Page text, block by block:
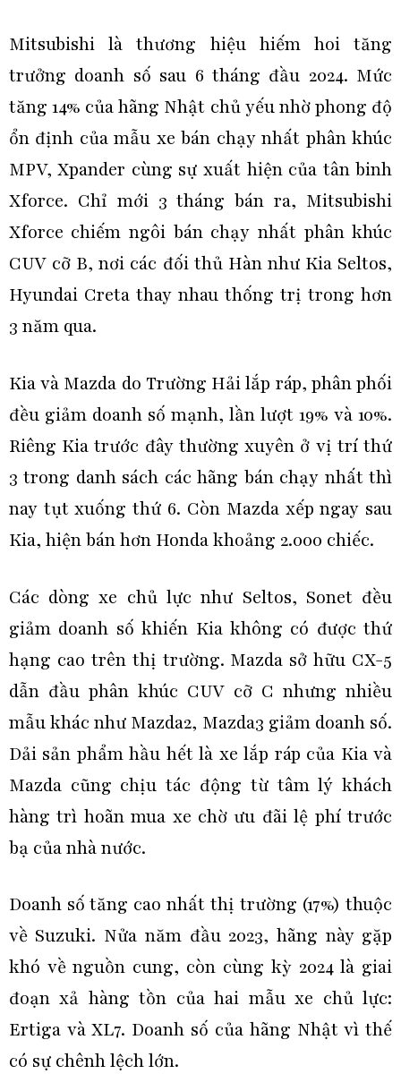
Mitsubishi là thương hiệu hiếm hoi tăng
trưởng doanh số sau 6 tháng đầu 2024. Mức
tăng 14% của hãng Nhật chủ yếu nhờ phong độ
ổn định của mẫu xe bán chạy nhất phân khúc
MPV, Xpander cùng sự xuất hiện của tân binh
Xforce. Chỉ mới 3 tháng bán ra, Mitsubishi
Xforce chiếm ngôi bán chạy nhất phân khúc
CUV cỡ B, nơi các đối thủ Hàn như Kia Seltos,
Hyundai Creta thay nhau thống trị trong hơn
3 năm qua.
Kia và Mazda do Trường Hải lắp ráp, phân phối
đều giảm doanh số mạnh, lần lượt 19% và 10%.
Riêng Kia trước đây thường xuyên ở vị trí thứ
3 trong danh sách các hãng bán chạy nhất thì
nay tụt xuống thứ 6. Còn Mazda xếp ngay sau
Kia, hiện bán hơn Honda khoảng 2.000 chiếc.
Các dòng xe chủ lực như Seltos, Sonet đều
giảm doanh số khiến Kia không có được thứ
hạng cao trên thị trường. Mazda sở hữu CX-5
dẫn đầu phân khúc CUV cỡ C nhưng nhiều
mẫu khác như Mazda2, Mazda3 giảm doanh số.
Dải sản phẩm hầu hết là xe lắp ráp của Kia và
Mazda cũng chịu tác động từ tâm lý khách
hàng trì hoãn mua xe chờ ưu đãi lệ phí trước
bạ của nhà nước.
Doanh số tăng cao nhất thị trường (17%) thuộc
về Suzuki. Nửa năm đầu 2023, hãng này gặp
khó về nguồn cung, còn cùng kỳ 2024 là giai
đoạn xả hàng tồn của hai mẫu xe chủ lực:
Ertiga và XL7. Doanh số của hãng Nhật vì thế
có sự chênh lệch lớn.